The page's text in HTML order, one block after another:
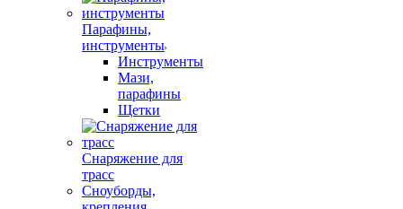
Парафины,
инструменты
Инструменты
Мази,
парафины
Щетки
Снаряжение для
трасс
Сноуборды,